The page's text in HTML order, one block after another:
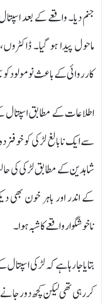
جنم دیا۔ واقعے کے بعد
ماحول پیدا ہو گیا۔
کارروائی کے باعث نومولود کو
اطلاعات کے مطابق اسپتال
سے ایک نابالغ لڑکی کو خوفزدہ
شاہدین کے مطابق لڑکی کی
کے اندر اور باہر خون بھی
ناخوشگوار واقعے کا شبہ ہوا۔
بتایا جا رہا ہے کہ لڑکی
کر رہی تھی لیکن کچھ دور